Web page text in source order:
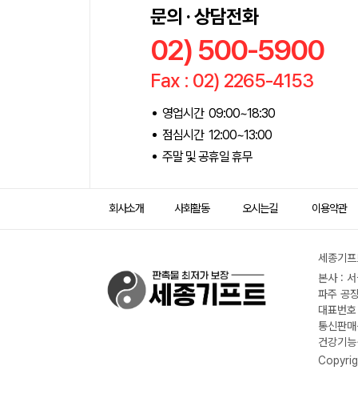
문의 · 상담전화
02) 500-5900
Fax : 02) 2265-4153
영업시간 09:00~18:30
점심시간 12:00~13:00
주말 및 공휴일 휴무
회사소개 사회활동 오시는길 이용약관
세종기
본사 :
파주 공
대표번
통신판
건강기